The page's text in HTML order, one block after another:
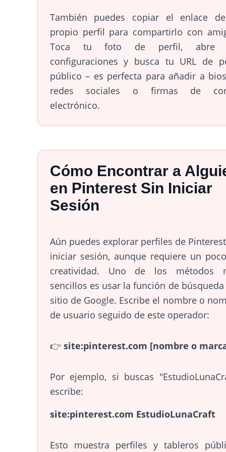
También puedes copiar el enlace
propio perfil para compartirlo con
Toca tu foto de perfil, abre
configuraciones y busca tu URL de
público – es perfecta para añadir a
redes sociales o firmas de
electrónico.
Cómo Encontrar a
en Pinterest Sin Iniciar
Sesión
Aún puedes explorar perfiles de
iniciar sesión, aunque requiere un
creatividad. Uno de los métodos
sencillos es usar la función de
sitio de Google. Escribe el nombre o
de usuario seguido de este operador:
👉 site:pinterest.com [nombre o
Por ejemplo, si buscas
escribe:
site:pinterest.com EstudioLunaCraft
Esto muestra perfiles y tableros